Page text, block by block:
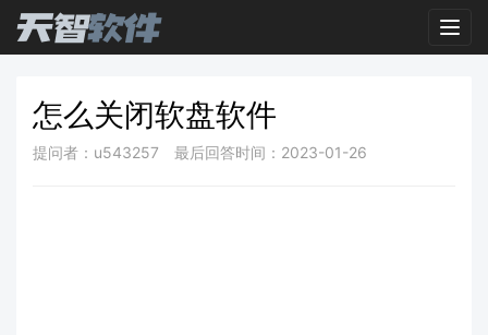
怎么关闭软盘软件
提问者：u543257 最后回答时间：2023-01-26